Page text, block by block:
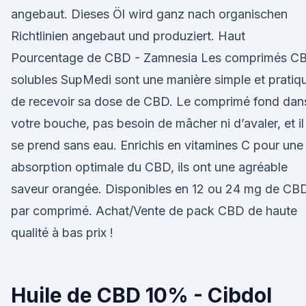
angebaut. Dieses Öl wird ganz nach organischen
Richtlinien angebaut und produziert. Haut
Pourcentage de CBD - Zamnesia Les comprimés
solubles SupMedi sont une manière simple et
de recevoir sa dose de CBD. Le comprimé fond
votre bouche, pas besoin de mâcher ni d’avaler, et il
se prend sans eau. Enrichis en vitamines C pour une
absorption optimale du CBD, ils ont une agréable
saveur orangée. Disponibles en 12 ou 24 mg de
par comprimé. Achat/Vente de pack CBD de haute
qualité à bas prix !
Huile de CBD 10% - Cibdol